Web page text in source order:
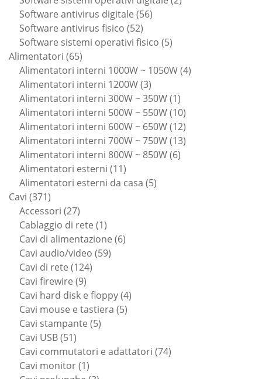
Software antivirus digitale 5656
Software antivirus fisico 5252
prodotti
Software sistemi operativi fisico 55
Alimentatori 6565
prodotti
Alimentatori interni 1000W ~ 1050W 44
Alimentatori interni 1200W 33
prodotti
Alimentatori interni 300W ~ 350W 11
prodotto
Alimentatori interni 500W ~ 550W 1010
prodotti
Alimentatori interni 600W ~ 650W 1212
prodotti
Alimentatori interni 700W ~ 750W 1313
Alimentatori interni 800W ~ 850W 66
Alimentatori esterni 1111
prodotti
Alimentatori esterni da casa 55
Cavi 371371
prodotti
Accessori 2727
prodotti
Cablaggio di rete 11
prodotto
Cavi di alimentazione 66
Cavi audio/video 5959
Cavi di rete 124124
Cavi firewire 99
prodotti
Cavi hard disk e floppy 44
Cavi mouse e tastiera 55
Cavi stampante 55
Cavi USB 5151
prodotti
Cavi commutatori e adattatori 7474
Cavi monitor 11